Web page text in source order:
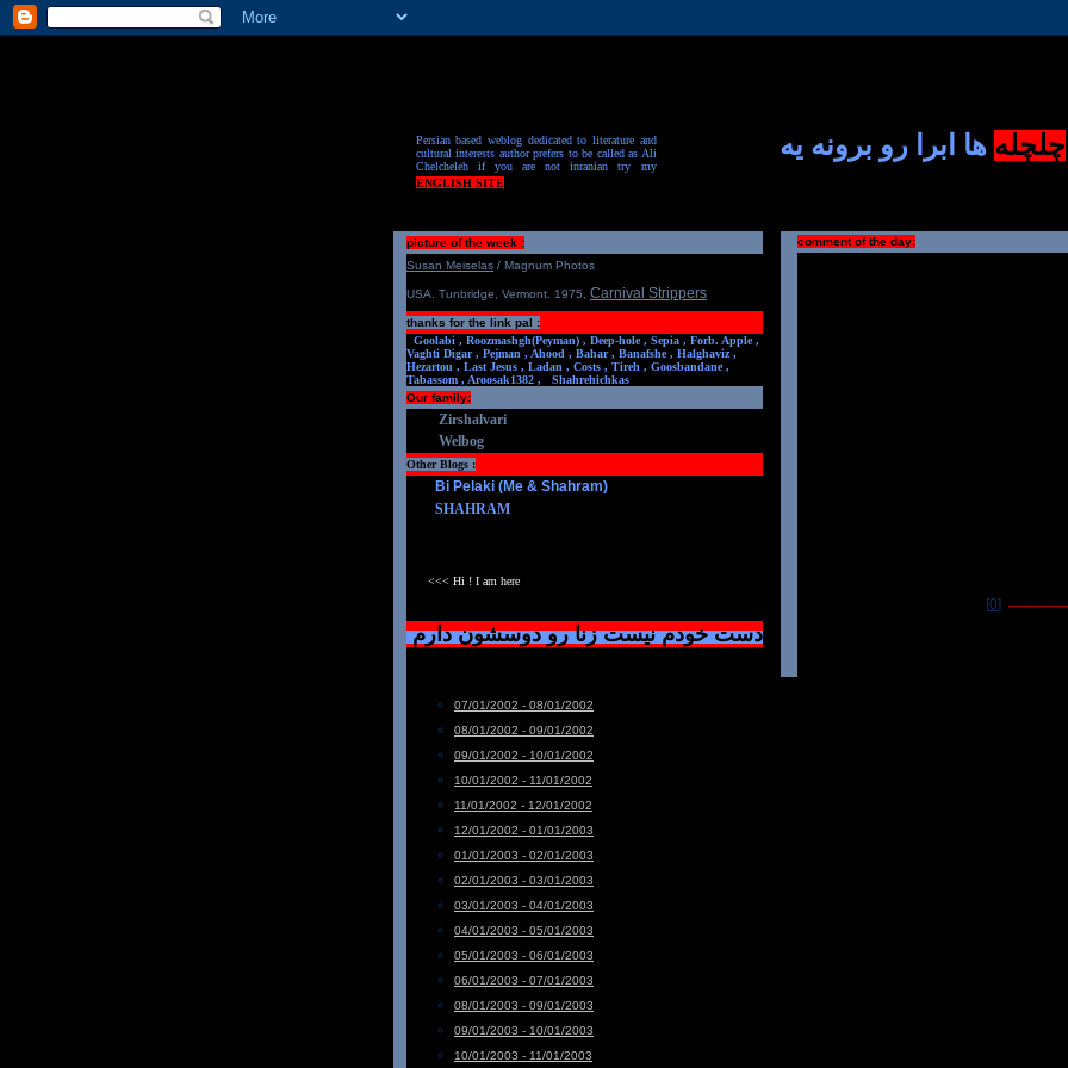
Persian based weblog dedicated to literature and
cultural interests author prefers to be called as Ali
Chelcheleh if you are not inranian try my
ENGLISH SITE
چلچله ها ابرا رو برونه یه
comment of the day:
[0]
picture of the week :
Susan Meiselas / Magnum Photos
USA. Tunbridge, Vermont. 1975 Carnival Strippers
thanks for the link pal :
Goolabi , Roozmashgh(Peyman) , Deep-hole , Sepia , Forb. Apple ,
Vaghti Digar , Pejman , Ahood , Bahar , Banafshe , Halghaviz ,
Hezartou , Last Jesus , Ladan , Costs , Tireh , Goosbandane ,
Tabassom , Aroosak1382 ,
Shahrehichkas
Our family:
Zirshalvari
Welbog
Other Blogs :
Bi Pelaki (Me & Shahram)
SHAHRAM
<<< Hi ! I am here
دست خودم نیست زنا رو دوسشون دارم
07/01/2002 - 08/01/2002
08/01/2002 - 09/01/2002
09/01/2002 - 10/01/2002
10/01/2002 - 11/01/2002
11/01/2002 - 12/01/2002
12/01/2002 - 01/01/2003
01/01/2003 - 02/01/2003
02/01/2003 - 03/01/2003
03/01/2003 - 04/01/2003
04/01/2003 - 05/01/2003
05/01/2003 - 06/01/2003
06/01/2003 - 07/01/2003
08/01/2003 - 09/01/2003
09/01/2003 - 10/01/2003
10/01/2003 - 11/01/2003